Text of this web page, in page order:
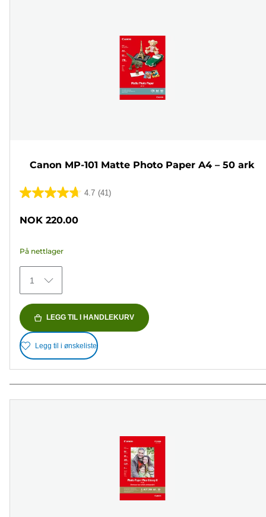
Canon MP-101 Matte Photo Paper A4 – 50 ark
4.7 (41)
4.7
5
41
omtaler
NOK 220.00
På nettlager
1
LEGG TIL I HANDLEKURV
Legg til i ønskeliste